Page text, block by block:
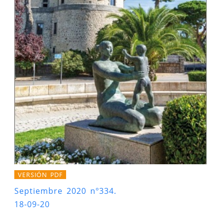
VERSIÓN PDF
Septiembre 2020 nº334.
18-09-20